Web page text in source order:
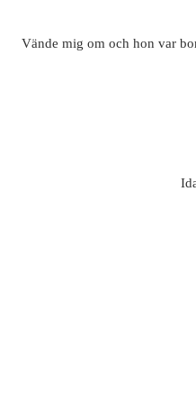
Vände mig om och hon var